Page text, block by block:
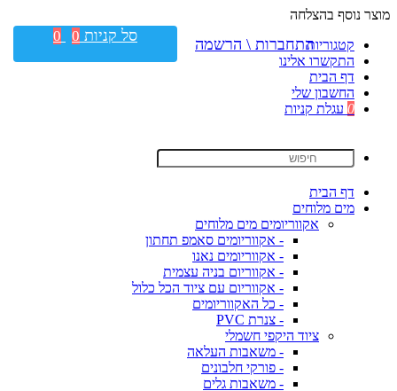
מוצר נוסף בהצלחה
קטגוריות
התקשרו אלינו
דף הבית
החשבון שלי
0 עגלת קניות
דף הבית
מים מלוחים
אקווריומים מים מלוחים
- אקווריומים סאמפ תחתון
- אקווריומים נאנו
- אקווריום בניה עצמית
- אקווריום עם ציוד הכל כלול
- כל האקווריומים
- צנרת PVC
ציוד היקפי חשמלי
- משאבות העלאה
- פורקי חלבונים
- משאבות גלים
התחברות \ הרשמה סל קניות 0
0